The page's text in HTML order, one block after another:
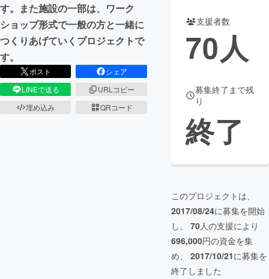
す。また施設の一部は、ワーク
ショップ形式で一般の方と一緒に
つくりあげていくプロジェクトで
す。
ポスト
シェア
LINEで送る
URLコピー
埋め込み
QRコード
支援者数
70人
募集終了まで残
り
終了
このプロジェクトは、
2017/08/24に募集を開始
し、 70人の支援により
696,000円の資金を集
め、 2017/10/21に募集を
終了しました